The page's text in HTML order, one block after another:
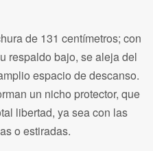
de 131 centímetros; con
respaldo bajo, se aleja del
espacio de descanso.
un nicho protector, que
libertad, ya sea con las
o estiradas.